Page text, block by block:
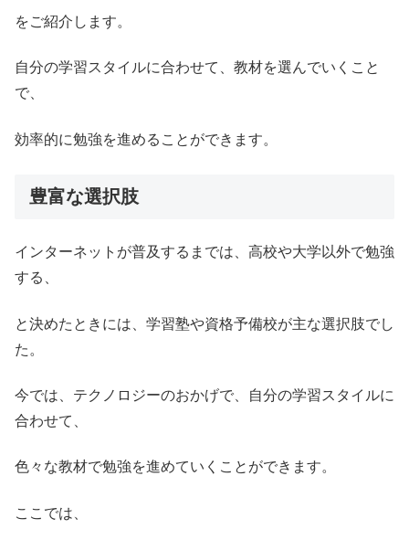
をご紹介します。
自分の学習スタイルに合わせて、教材を選んでいくこと
で、
効率的に勉強を進めることができます。
豊富な選択肢
インターネットが普及するまでは、高校や大学以外で勉強
する、
と決めたときには、学習塾や資格予備校が主な選択肢でし
た。
今では、テクノロジーのおかげで、自分の学習スタイルに
合わせて、
色々な教材で勉強を進めていくことができます。
ここでは、